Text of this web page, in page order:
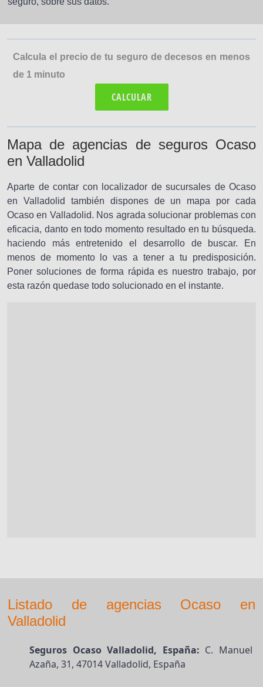
Calcula el precio de tu seguro de decesos en menos
de 1 minuto
CALCULAR
Mapa de agencias de seguros Ocaso
en Valladolid
Aparte de contar con localizador de sucursales de Ocaso
en Valladolid también dispones de un mapa por cada
Ocaso en Valladolid. Nos agrada solucionar problemas con
eficacia, danto en todo momento resultado en tu búsqueda.
haciendo más entretenido el desarrollo de buscar. En
menos de momento lo vas a tener a tu predisposición.
Poner soluciones de forma rápida es nuestro trabajo, por
esta razón quedase todo solucionado en el instante.
Listado de agencias Ocaso en
Valladolid
Seguros Ocaso Valladolid, España: C. Manuel
Azaña, 31, 47014 Valladolid, España